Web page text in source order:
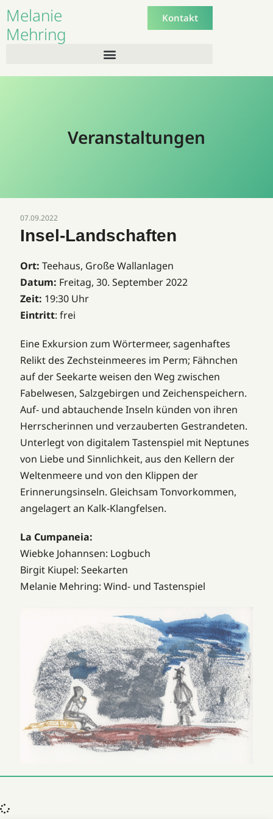
Melanie
Mehring
Kontakt
Veranstaltungen
07.09.2022
Insel-Landschaften
Ort: Teehaus, Große Wallanlagen
Datum: Freitag, 30. September 2022
Zeit: 19:30 Uhr
Eintritt: frei
Eine Exkursion zum Wörtermeer, sagenhaftes
Relikt des Zechsteinmeeres im Perm; Fähnchen
auf der Seekarte weisen den Weg zwischen
Fabelwesen, Salzgebirgen und Zeichenspeichern.
Auf- und abtauchende Inseln künden von ihren
Herrscherinnen und verzauberten Gestrandeten.
Unterlegt von digitalem Tastenspiel mit Neptunes
von Liebe und Sinnlichkeit, aus den Kellern der
Weltenmeere und von den Klippen der
Erinnerungsinseln. Gleichsam Tonvorkommen,
angelagert an Kalk-Klangfelsen.
La Cumpaneia:
Wiebke Johannsen: Logbuch
Birgit Kiupel: Seekarten
Melanie Mehring: Wind- und Tastenspiel